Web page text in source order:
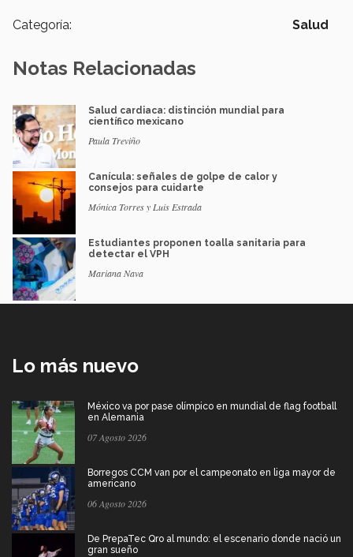
Categoría: Salud
Notas Relacionadas
Salud cardiaca: distinción mundial para
científico mexicano
Paula Treviño
Canícula: señales de golpe de calor y
consejos para cuidarte
Mónica Torres y Luis Estrada
Estudiantes proponen toalla sanitaria para
detectar el VPH
Mariana Nava
Lo más nuevo
México va por pase olímpico en mundial de flag football
en Alemania
07 Agosto 2026
Borregos CCM van por el campeonato en liga mayor de
americano
06 Agosto 2026
De PrepaTec Qro al mundo: el escenario donde nació un
gran sueño